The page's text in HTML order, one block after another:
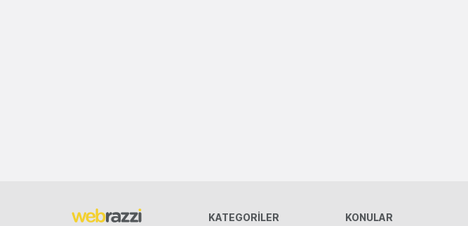
KATEGORILER KONULAR